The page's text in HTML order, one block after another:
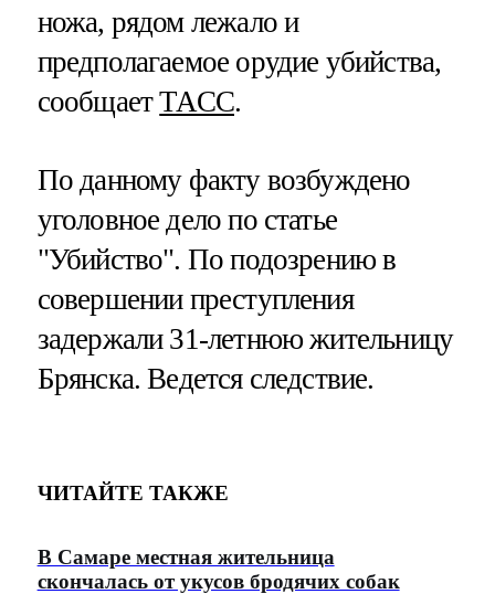
ножа, рядом лежало и
предполагаемое орудие убийства,
сообщаетТАСС.
По данному факту возбуждено
уголовное дело по статье
"Убийство". По подозрению в
совершении преступления
задержали 31-летнюю жительницу
Брянска. Ведется следствие.
ЧИТАЙТЕ ТАКЖЕ
В Самаре местная жительница
скончалась от укусов бродячих собак